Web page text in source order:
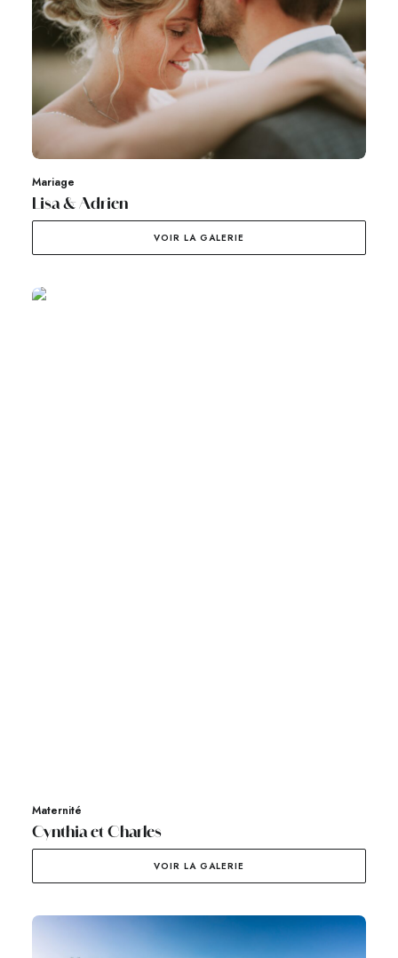
Mariage
Lisa & Adrien
VOIR LA GALERIE
Maternité
Cynthia et Charles
VOIR LA GALERIE